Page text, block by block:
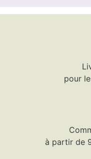
pour
à partir de